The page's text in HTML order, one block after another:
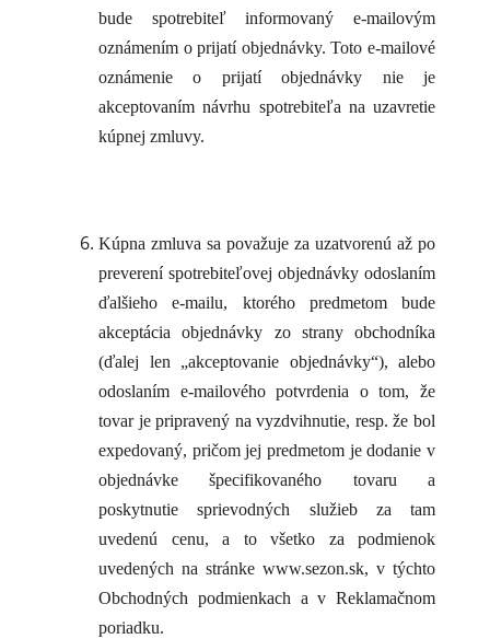
bude spotrebiteľ informovaný e-mailovým
oznámením o prijatí objednávky. Toto e-mailové
oznámenie o prijatí objednávky nie je
akceptovaním návrhu spotrebiteľa na uzavretie
kúpnej zmluvy.
Kúpna zmluva sa považuje za uzatvorenú až po
preverení spotrebiteľovej objednávky odoslaním
ďalšieho e-mailu, ktorého predmetom bude
akceptácia objednávky zo strany obchodníka
(ďalej len „akceptovanie objednávky“), alebo
odoslaním e-mailového potvrdenia o tom, že
tovar je pripravený na vyzdvihnutie, resp. že bol
expedovaný, pričom jej predmetom je dodanie v
objednávke špecifikovaného tovaru a
poskytnutie sprievodných služieb za tam
uvedenú cenu, a to všetko za podmienok
uvedených na stránke www.sezon.sk, v týchto
Obchodných podmienkach a v Reklamačnom
poriadku.